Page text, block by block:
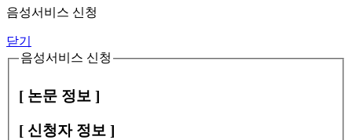
음성서비스 신청
닫기
음성서비스 신청
[ 논문 정보 ]
[ 신청자 정보 ]